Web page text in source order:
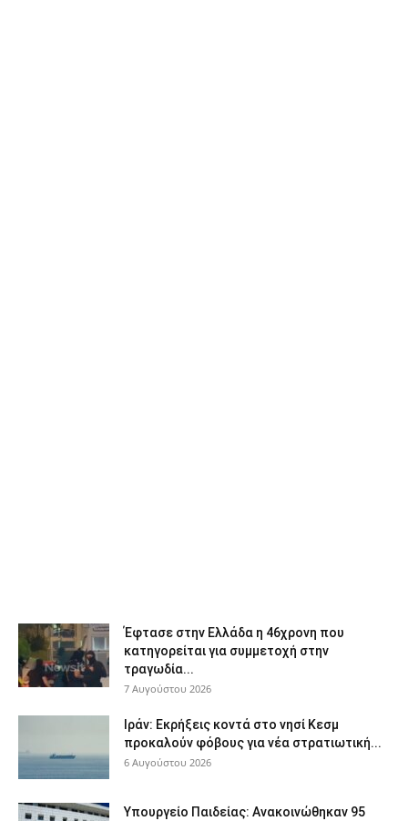
Έφτασε στην Ελλάδα η 46χρονη που
κατηγορείται για συμμετοχή στην
τραγωδία...
7 Αυγούστου 2026
Ιράν: Εκρήξεις κοντά στο νησί Κεσμ
προκαλούν φόβους για νέα στρατιωτική...
6 Αυγούστου 2026
Υπουργείο Παιδείας: Ανακοινώθηκαν 95